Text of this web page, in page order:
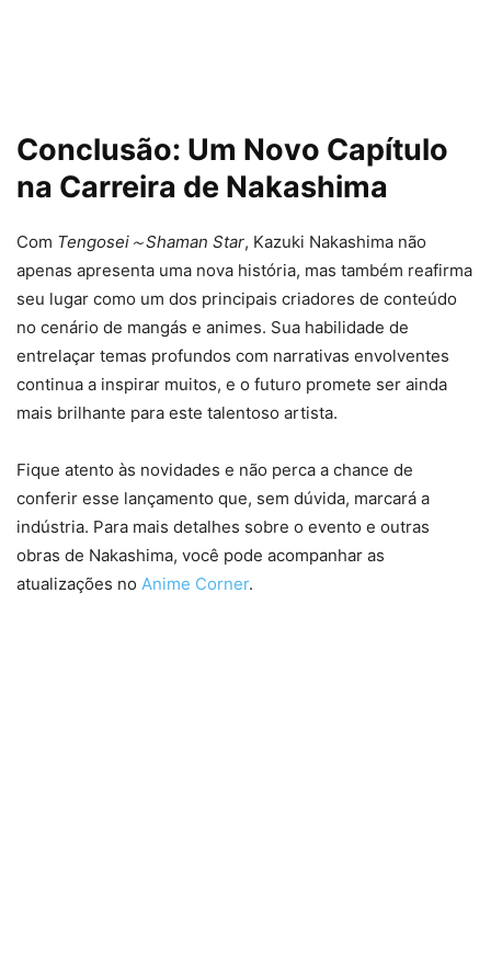
Conclusão: Um Novo Capítulo
na Carreira de Nakashima
Com Tengosei～Shaman Star, Kazuki Nakashima não
apenas apresenta uma nova história, mas também reafirma
seu lugar como um dos principais criadores de conteúdo
no cenário de mangás e animes. Sua habilidade de
entrelaçar temas profundos com narrativas envolventes
continua a inspirar muitos, e o futuro promete ser ainda
mais brilhante para este talentoso artista.
Fique atento às novidades e não perca a chance de
conferir esse lançamento que, sem dúvida, marcará a
indústria. Para mais detalhes sobre o evento e outras
obras de Nakashima, você pode acompanhar as
atualizações no Anime Corner.